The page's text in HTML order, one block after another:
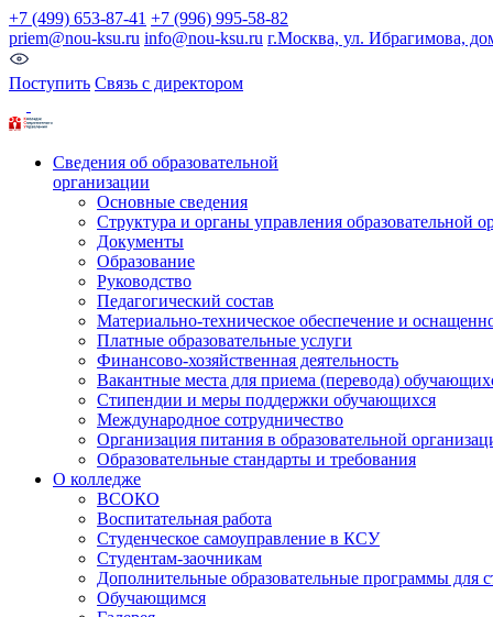
+7 (499) 653-87-41 +7 (996) 995-58-82
priem@nou-ksu.ru info@nou-ksu.ru г.Москва, ул. Ибрагимова,
Поступить Связь с директором
Сведения об образовательной
организации
Основные сведения
Структура и органы управления образовательной
Документы
Образование
Руководство
Педагогический состав
Материально-техническое обеспечение и
Платные образовательные услуги
Финансово-хозяйственная деятельность
Вакантные места для приема (перевода)
Стипендии и меры поддержки обучающихся
Международное сотрудничество
Организация питания в образовательной
Образовательные стандарты и требования
О колледже
ВСОКО
Воспитательная работа
Студенческое самоуправление в КСУ
Студентам-заочникам
Дополнительные образовательные программы для
Обучающимся